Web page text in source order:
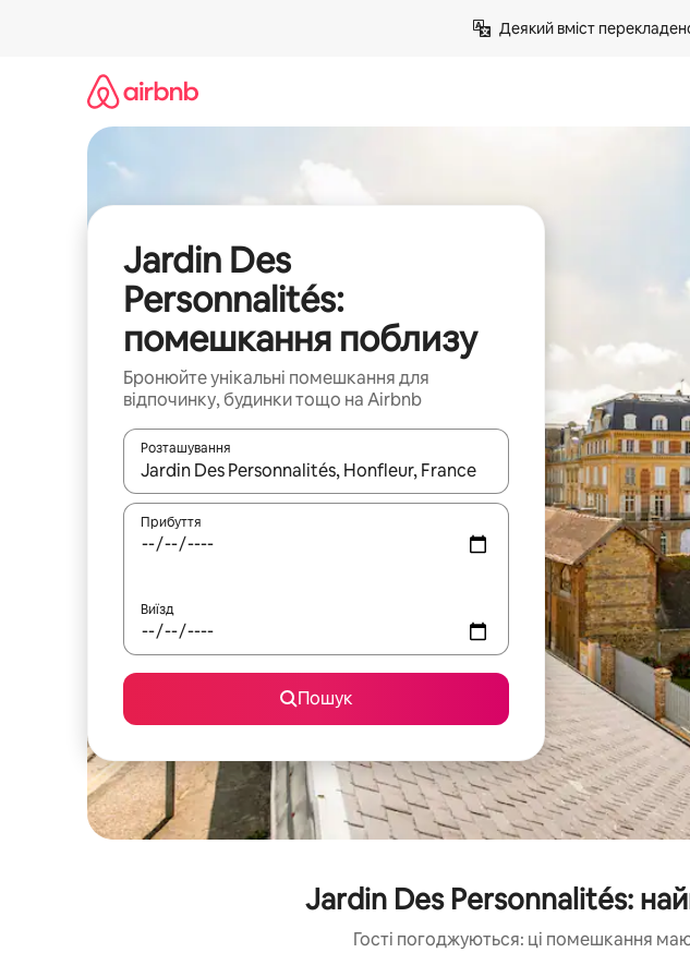
Деякий вміст
Jardin Des
Personnalités:
помешкання поблизу
Бронюйте унікальні помешкання для
відпочинку, будинки тощо на Airbnb
Розташування
Отримавши результати пошуку, використовуйте для навігації сторінкою
Прибуття
Виїзд
Пошук
Jardin Des Personnalités:
Гості погоджуються: ці помешкання